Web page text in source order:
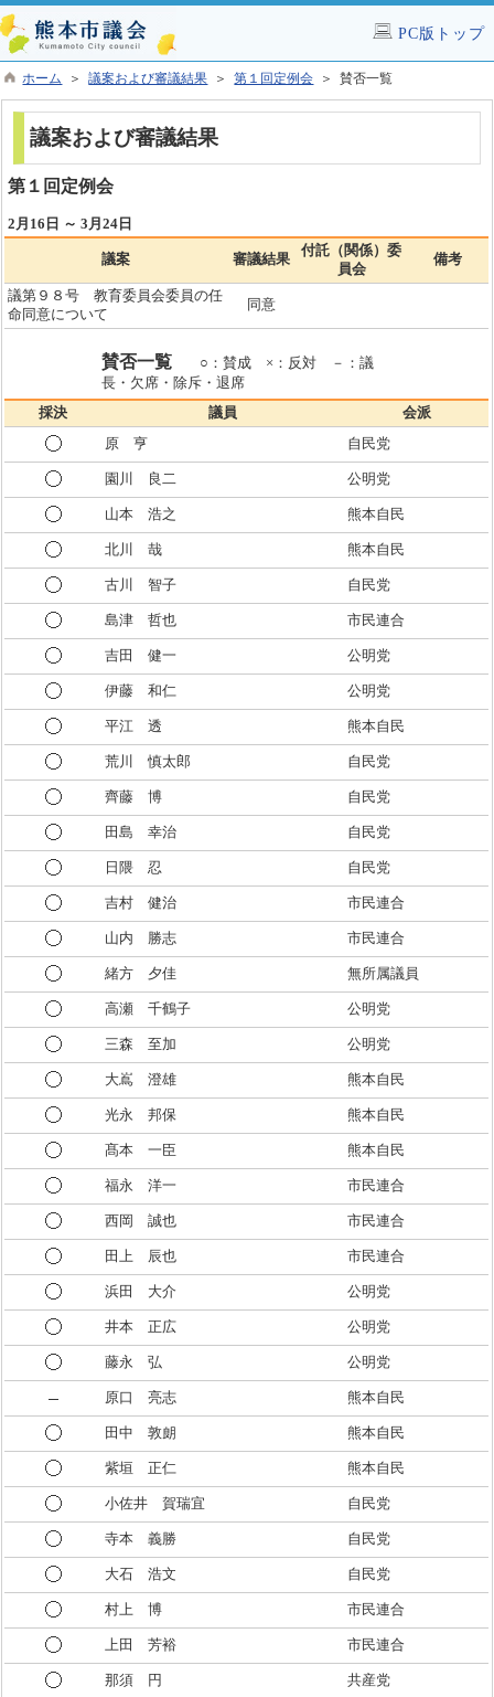
PC版トップ
ホーム ＞議案および審議結果 ＞第１回定例会 ＞ 賛否一覧
議案および審議結果
第１回定例会
2月16日 ～ 3月24日
議案 審議結果
付託（関係）委
員会
備考
議第９８号 教育委員会委員の任
命同意について
同意
賛否一覧
○：賛成 ×：反対 －：議
長・欠席・除斥・退席
採決 議員
会派
原 亨
自民党
園川 良二 公明党
山本 浩之 熊本自民
北川 哉 熊本自民
古川 智子 自民党
島津 哲也 市民連合
吉田 健一 公明党
伊藤 和仁 公明党
平江 透 熊本自民
荒川 慎太郎 自民党
齊藤 博 自民党
田島 幸治 自民党
日隈 忍 自民党
吉村 健治 市民連合
山内 勝志 市民連合
緒方 夕佳 無所属議員
高瀬 千鶴子 公明党
三森 至加 公明党
大嶌 澄雄 熊本自民
光永 邦保 熊本自民
髙本 一臣 熊本自民
福永 洋一 市民連合
西岡 誠也 市民連合
田上 辰也 市民連合
浜田 大介 公明党
井本 正広 公明党
藤永 弘 公明党
原口 亮志 熊本自民
田中 敦朗 熊本自民
紫垣 正仁 熊本自民
小佐井 賀瑞宜 自民党
寺本 義勝 自民党
大石 浩文 自民党
村上 博 市民連合
上田 芳裕 市民連合
那須 円 共産党